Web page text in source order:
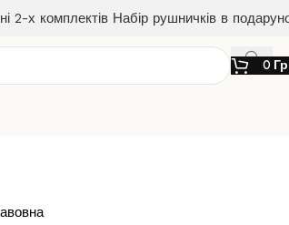
2-х комплектів Набір рушничків в
0